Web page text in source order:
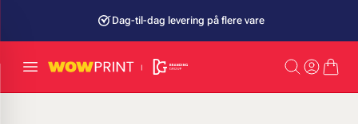
Dag-til-dag levering på flere vare